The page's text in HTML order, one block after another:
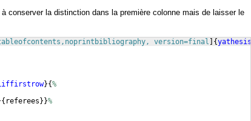
conserver la distinction dans la première colonne mais de laisser le
version=final {yathesis
}{%
{ referees }}%